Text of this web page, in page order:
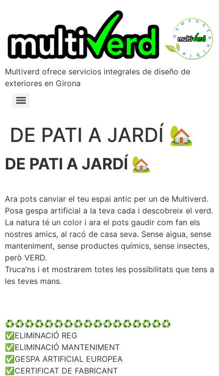
Multiverd ofrece servicios integrales de diseño de
exteriores en Girona
DE PATI A JARDÍ 🏡
DE PATI A JARDÍ 🏡
Ara pots canviar el teu espai antic per un de Multiverd.
Posa gespa artificial a la teva cada i descobreix el verd.
La natura té un color i ara el pots gaudir com fan els
nostres amics, al racó de casa seva. Sense aigua, sense
manteniment, sense productes químics, sense insectes,
però VERD.
Truca’ns i et mostrarem totes les possibilitats que tens a
les teves mans.
♻️♻️♻️♻️♻️♻️♻️♻️♻️♻️♻️♻️♻️♻️♻️♻️♻️
✅ELIMINACIÓ REG
✅ELIMINACIÓ MANTENIMENT
✅GESPA ARTIFICIAL EUROPEA
✅CERTIFICAT DE FABRICANT